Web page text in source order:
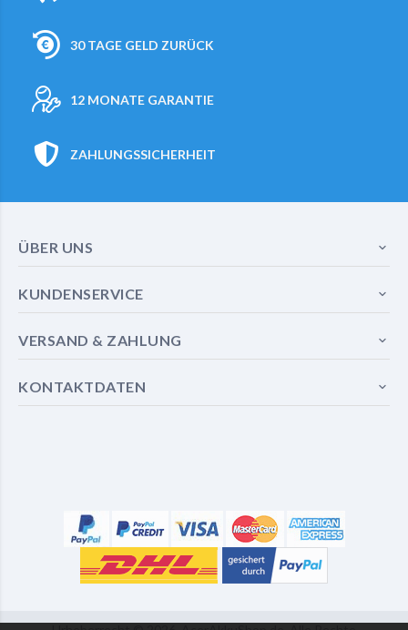
30 TAGE GELD ZURÜCK
12 MONATE GARANTIE
ZAHLUNGSSICHERHEIT
ÜBER UNS
KUNDENSERVICE
VERSAND & ZAHLUNG
KONTAKTDATEN